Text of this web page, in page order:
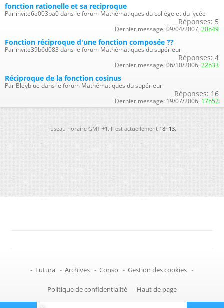
fonction rationelle et sa reciproque
Par invite6e003ba0 dans le forum Mathématiques du collège et du lycée
Réponses: 5
Dernier message: 09/04/2007, 20h49
Fonction réciproque d'une fonction composée ??
Par invite39b6d083 dans le forum Mathématiques du supérieur
Réponses: 4
Dernier message: 06/10/2006, 22h33
Réciproque de la fonction cosinus
Par Bleyblue dans le forum Mathématiques du supérieur
Réponses: 16
Dernier message: 19/07/2006, 17h52
Fuseau horaire GMT +1. Il est actuellement18h13.
- Futura - Archives - Conso - Gestion des cookies -
Politique de confidentialité - Haut de page